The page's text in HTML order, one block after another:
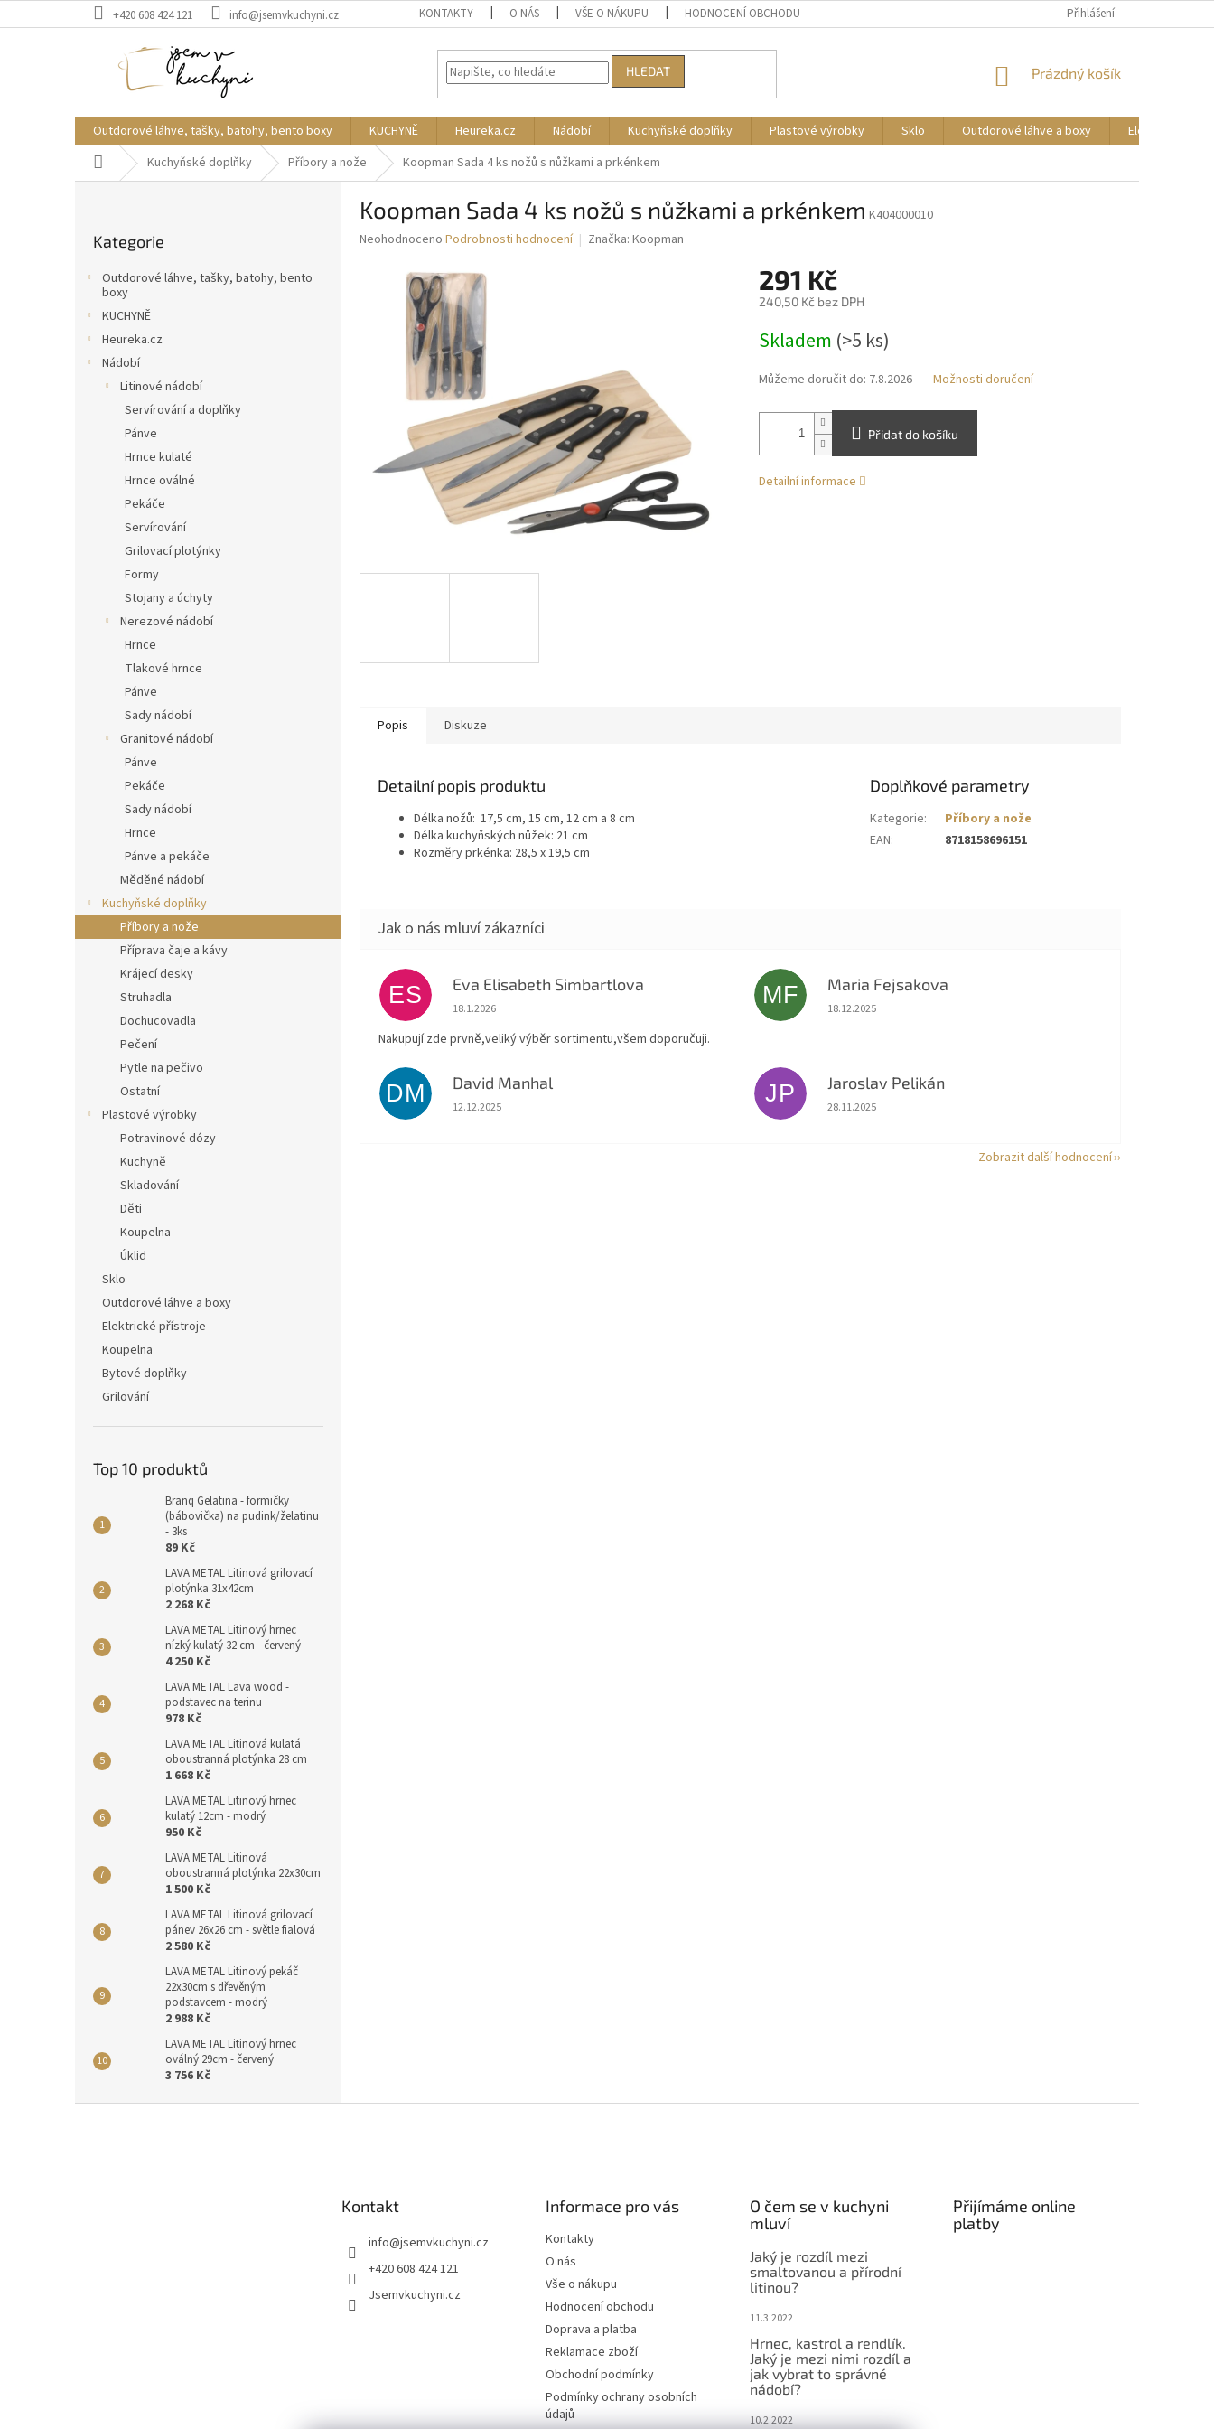
na
+420 608 424 121 info@jsemvkuchyni.cz KONTAKTY O NÁS VŠE O NÁKUPU HODNOCENÍ OBCHODU OBCHODNÍ PODMÍNKY
Přihlášení
HLEDAT
NÁKUPNÍ
Prázdný košík
Outdorové láhve, tašky, batohy, bento boxy KUCHYNĚ Heureka.cz Nádobí Kuchyňské doplňky Plastové výrobky Sklo Outdorové láhve a boxy
Elektrické
Domů Kuchyňské doplňky Příbory a nože Koopman Sada 4 ks nožů s nůžkami a prkénkem
kategorie
Kategorie
Outdorové láhve, tašky, batohy, bento
boxy
KUCHYNĚ
Heureka.cz
Nádobí
Litinové nádobí
Servírování a doplňky
Pánve
Hrnce kulaté
Hrnce oválné
Pekáče
Servírování
Grilovací plotýnky
Formy
Stojany a úchyty
Nerezové nádobí
Hrnce
Tlakové hrnce
Pánve
Sady nádobí
Granitové nádobí
Pánve
Pekáče
Sady nádobí
Hrnce
Pánve a pekáče
Měděné nádobí
Kuchyňské doplňky
Příbory a nože
Příprava čaje a kávy
Krájecí desky
Struhadla
Dochucovadla
Pečení
Pytle na pečivo
Ostatní
Plastové výrobky
Potravinové dózy
Kuchyně
Skladování
Děti
Koupelna
Úklid
Sklo
Outdorové láhve a boxy
Elektrické přístroje
Koupelna
Bytové doplňky
Grilování
Top 10 produktů
Branq Gelatina - formičky
(bábovička) na pudink/želatinu
- 3ks
89 Kč
LAVA METAL Litinová grilovací
plotýnka 31x42cm
2 268 Kč
LAVA METAL Litinový hrnec
nízký kulatý 32 cm - červený
4 250 Kč
LAVA METAL Lava wood -
podstavec na terinu
978 Kč
LAVA METAL Litinová kulatá
oboustranná plotýnka 28 cm
1 668 Kč
LAVA METAL Litinový hrnec
kulatý 12cm - modrý
950 Kč
LAVA METAL Litinová
oboustranná plotýnka 22x30cm
1 500 Kč
LAVA METAL Litinová grilovací
pánev 26x26 cm - světle fialová
2 580 Kč
LAVA METAL Litinový pekáč
22x30cm s dřevěným
podstavcem - modrý
2 988 Kč
LAVA METAL Litinový hrnec
oválný 29cm - červený
3 756 Kč
Koopman Sada 4 ks nožů s nůžkami a prkénkem K404000010
Průměrné
produktu
hvězdiček.
Neohodnoceno Podrobnosti hodnocení Značka: Koopman
291 Kč
240,50 Kč bez DPH
cena:
Skladem (>5 ks)
Můžeme doručit do: 7.8.2026 Možnosti doručení
Přidat do košíku
Detailní informace
Popis Diskuze
Detailní popis produktu
Délka nožů: 17,5 cm, 15 cm, 12 cm a 8 cm
Délka kuchyňských nůžek: 21 cm
Rozměry prkénka: 28,5 x 19,5 cm
Doplňkové parametry
Kategorie:
Příbory a nože
EAN: 8718158696151
ES Eva Elisabeth Simbartlova
Hodnocení obchodu je 5 z 5 hvězdiček.
18.1.2026
Nakupují zde prvně,veliký výběr sortimentu,všem doporučuji.
MF Maria Fejsakova
Hodnocení obchodu je 5 z 5 hvězdiček.
18.12.2025
DM David Manhal
Hodnocení obchodu je 5 z 5 hvězdiček.
12.12.2025
JP Jaroslav Pelikán
Hodnocení obchodu je 5 z 5 hvězdiček.
28.11.2025
Zobrazit další hodnocení
Kontakt
info@jsemvkuchyni.cz
+420 608 424 121
Jsemvkuchyni.cz
Informace pro vás
Kontakty
O nás
Vše o nákupu
Hodnocení obchodu
Doprava a platba
Reklamace zboží
Obchodní podmínky
Podmínky ochrany osobních
údajů
O čem se v kuchyni
mluví
Jaký je rozdíl mezi
smaltovanou a přírodní
litinou?
11.3.2022
Hrnec, kastrol a rendlík.
Jaký je mezi nimi rozdíl a
jak vybrat to správné
nádobí?
10.2.2022
Přijímáme online
platby